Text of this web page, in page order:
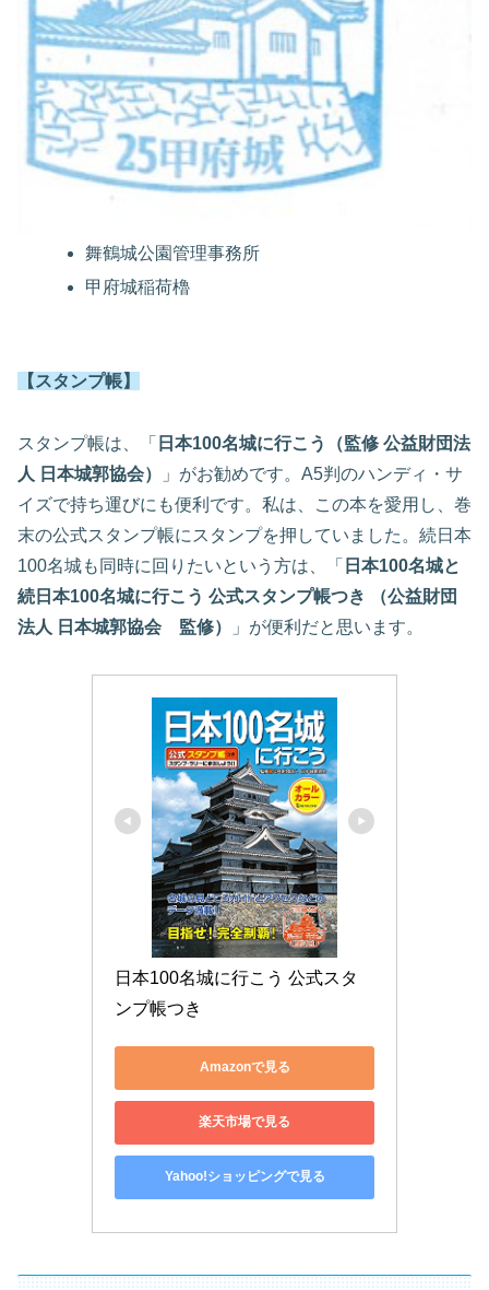
舞鶴城公園管理事務所
甲府城稲荷櫓
【スタンプ帳】
スタンプ帳は、「 日本100名城に行こう（監修 公益財団法
人 日本城郭協会）
」がお勧めです。A5判のハンディ・サ
イズで持ち運びにも便利です。私は、この本を愛用し、巻
末の公式スタンプ帳にスタンプを押していました。続日本
100名城も同時に回りたいという方は、「 日本100名城と
続日本100名城に行こう 公式スタンプ帳つき （公益財団
法人 日本城郭協会 監修）
」が便利だと思います。
日本100名城に行こう 公式スタ
ンプ帳つき
Amazonで見る
楽天市場で見る
Yahoo!ショッピングで見る